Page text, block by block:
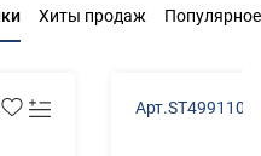
Хиты продаж Популярное